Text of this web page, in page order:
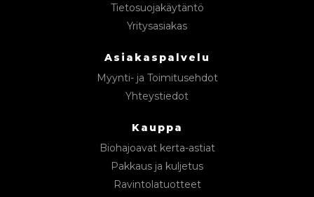
Tietosuojakäytäntö
Yritysasiakas
Asiakaspalvelu
Myynti- ja Toimitusehdot
Yhteystiedot
Kauppa
Biohajoavat kerta-astiat
Pakkaus ja kuljetus
Ravintolatuotteet